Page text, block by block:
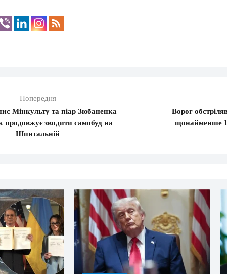
Попередня
Мінкульту та піар Зюбаненка
продовжує зводити самобуд на
Шпитальній
Ворог
щонайменше